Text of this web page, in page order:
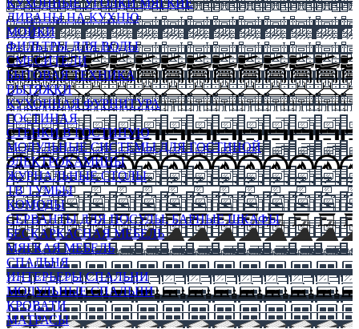
КУХОННЫЕ УГОЛКИ МЯГКИЕ
ДИВАНЫ НА КУХНЮ
МОЙКИ
ФИЛЬТРЫ ДЛЯ ВОДЫ
СМЕСИТЕЛИ
БЫТОВАЯ ТЕХНИКА
ВЫТЯЖКИ
КУХОННАЯ ФУРНИТУРА
ГОСТИНАЯ
СТЕНКИ В ГОСТИНУЮ
МОДУЛЬНЫЕ СИСТЕМЫ ДЛЯ ГОСТИНОЙ
ЭЛЕКТРОКАМИНЫ
ЖУРНАЛЬНЫЕ СТОЛЫ
ТВ ТУМБЫ
КОМОДЫ
СЕРВАНТЫ ДЛЯ ПОСУДЫ, БАРНЫЕ ШКАФЫ
БЕСКАРКАСНАЯ МЕБЕЛЬ
МЯГКАЯ МЕБЕЛЬ
СПАЛЬНЯ
ИНТЕРЬЕРЫ СПАЛЬНИ
МОДУЛЬНЫЕ СПАЛЬНИ
КРОВАТИ
МАТРАСЫ